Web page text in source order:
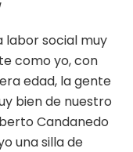
labor social muy
como yo, con
edad, la gente
bien de nuestro
Candanedo
una silla de